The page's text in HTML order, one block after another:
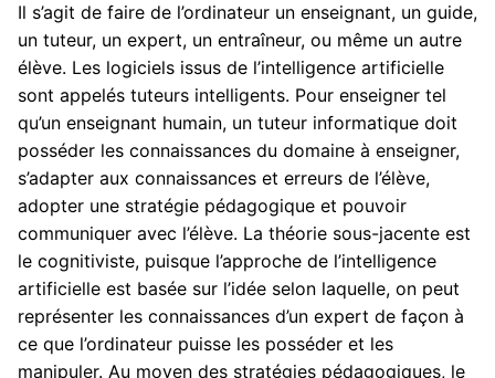
Il s’agit de faire de l’ordinateur un enseignant, un guide,
un tuteur, un expert, un entraîneur, ou même un autre
élève. Les logiciels issus de l’intelligence artificielle
sont appelés tuteurs intelligents. Pour enseigner tel
qu’un enseignant humain, un tuteur informatique doit
posséder les connaissances du domaine à enseigner,
s’adapter aux connaissances et erreurs de l’élève,
adopter une stratégie pédagogique et pouvoir
communiquer avec l’élève. La théorie sous-jacente est
le cognitiviste, puisque l’approche de l’intelligence
artificielle est basée sur l’idée selon laquelle, on peut
représenter les connaissances d’un expert de façon à
ce que l’ordinateur puisse les posséder et les
manipuler. Au moyen des stratégies pédagogiques, le